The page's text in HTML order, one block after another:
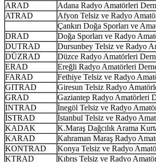
ARAD
Adana Radyo Amatörleri
ATRAD
Afyon Telsiz ve Radyo
Çankırı Doğa Sporları ve
DRAD
Doğa Sporları ve Radyo
DUTRAD
Dursunbey Telsiz ve Radyo
DÜZRAD
Düzce Radyo Amatörleri
ERAD
Ereğli Radyo Amatörleri
FARAD
Fethiye Telsiz ve Radyo
GITRAD
Giresun Telsiz Radyo
GRAD
Gaziantep Radyo Amatörleri
INTRAD
İnegöl Telsiz ve Radyo
İSTRAD
İstanbul Telsiz ve Radyo
KADAK
K.Maraş Dağcılık Arama
KARAD
Kahraman Maraş Radyo
KONTRAD
Konya Telsiz ve Radyo
KTRAD
Kıbrıs Telsiz ve Radyo